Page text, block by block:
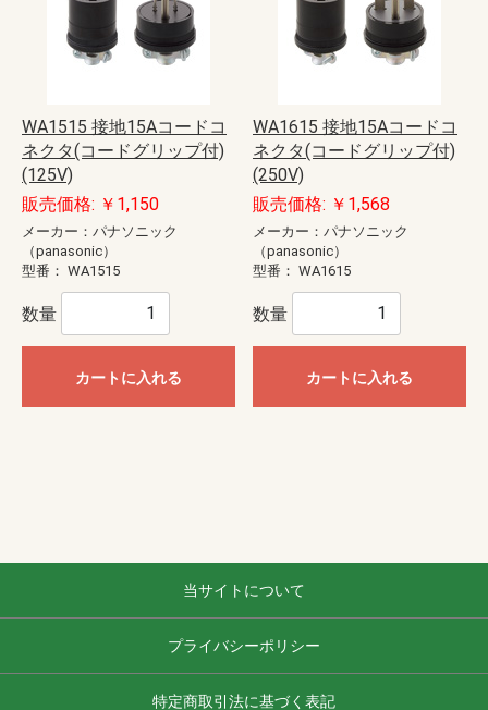
WA1515 接地15Aコードコ
ネクタ(コードグリップ付)
(125V)
販売価格: ￥1,150
メーカー：パナソニック
（panasonic）
型番： WA1515
数量
カートに入れる
WA1615 接地15Aコードコ
ネクタ(コードグリップ付)
(250V)
販売価格: ￥1,568
メーカー：パナソニック
（panasonic）
型番： WA1615
数量
カートに入れる
当サイトについて
プライバシーポリシー
特定商取引法に基づく表記